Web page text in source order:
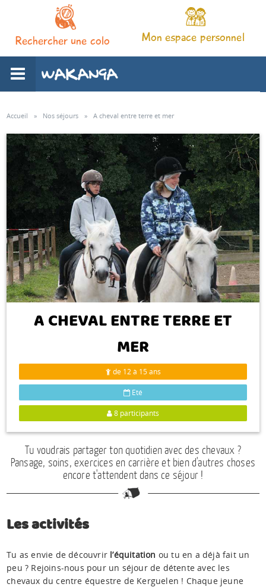
Rechercher une colo Mon espace personnel
L'association
Nos séjours
Notre pédagogie
Espace familles
Infos pratiques
Espace anims
Accueil » Nos séjours » A cheval entre terre et mer
A CHEVAL ENTRE TERRE ET
MER
de 12 à 15 ans
Eté
8 participants
Tu voudrais partager ton quotidien avec des chevaux ?
Pansage, soins, exercices en carrière et bien d'autres choses
encore t'attendent dans ce séjour !
Les activités
Tu as envie de découvrir l’équitation ou tu en a déjà fait un
peu ? Rejoins-nous pour un séjour de détente avec les
chevaux du centre équestre de Kerguelen ! Chaque jeune